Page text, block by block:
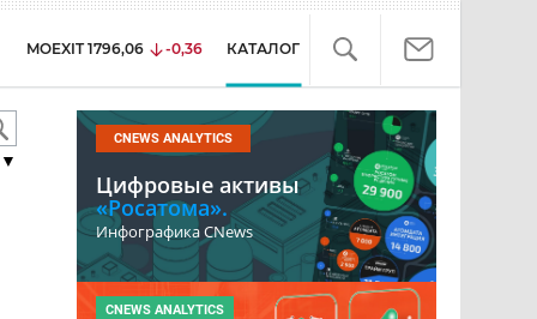
MOEXIT 1796,06 -0,36 КАТАЛОГ
▼
CNEWS ANALYTICS
Цифровые активы
«Росатома».
Инфографика CNews
CNEWS ANALYTICS